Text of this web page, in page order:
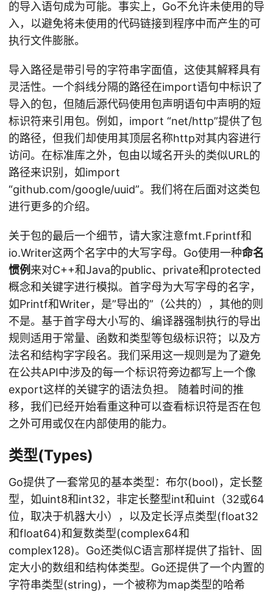
的导入语句成为可能。事实上，Go不允许未使用的导
入，以避免将未使用的代码链接到程序中而产生的可
执行文件膨胀。
导入路径是带引号的字符串字面值，这使其解释具有
灵活性。一个斜线分隔的路径在import语句中标识了
导入的包，但随后源代码使用包声明语句中声明的短
标识符来引用包。例如，import “net/http”提供了包
的路径，但我们却使用其顶层名称http对其内容进行
访问。在标准库之外，包由以域名开头的类似URL的
路径来识别，如import
“github.com/google/uuid”。我们将在后面对这类包
进行更多的介绍。
关于包的最后一个细节，请大家注意fmt.Fprintf和
io.Writer这两个名字中的大写字母。Go使用一种命名
惯例来对C++和Java的public、private和protected
概念和关键字进行模拟。首字母为大写字母的名字，
如Printf和Writer，是”导出的”（公共的），其他的则
不是。基于首字母大小写的、编译器强制执行的导出
规则适用于常量、函数和类型等包级标识符；以及方
法名和结构字字段名。我们采用这一规则是为了避免
在公共API中涉及的每一个标识符旁边都写上一个像
export这样的关键字的语法负担。 随着时间的推
移，我们已经开始看重这种可以查看标识符是否在包
之外可用或仅在内部使用的能力。
类型(Types)
Go提供了一套常见的基本类型：布尔(bool)，定长整
型，如uint8和int32，非定长整型int和uint（32或64
位，取决于机器大小），以及定长浮点类型(float32
和float64)和复数类型(complex64和
complex128)。Go还类似C语言那样提供了指针、固
定大小的数组和结构体类型。Go还提供了一个内置的
字符串类型(string)，一个被称为map类型的哈希